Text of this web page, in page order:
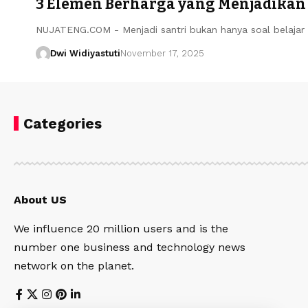
3 Elemen Berharga yang
NUJATENG.COM - Menjadi santri bukan hanya soal
Dwi WidiyastutiNovember 17, 2025
Categories
About US
We influence 20 million users and is the
number one business and technology news
network on the planet.